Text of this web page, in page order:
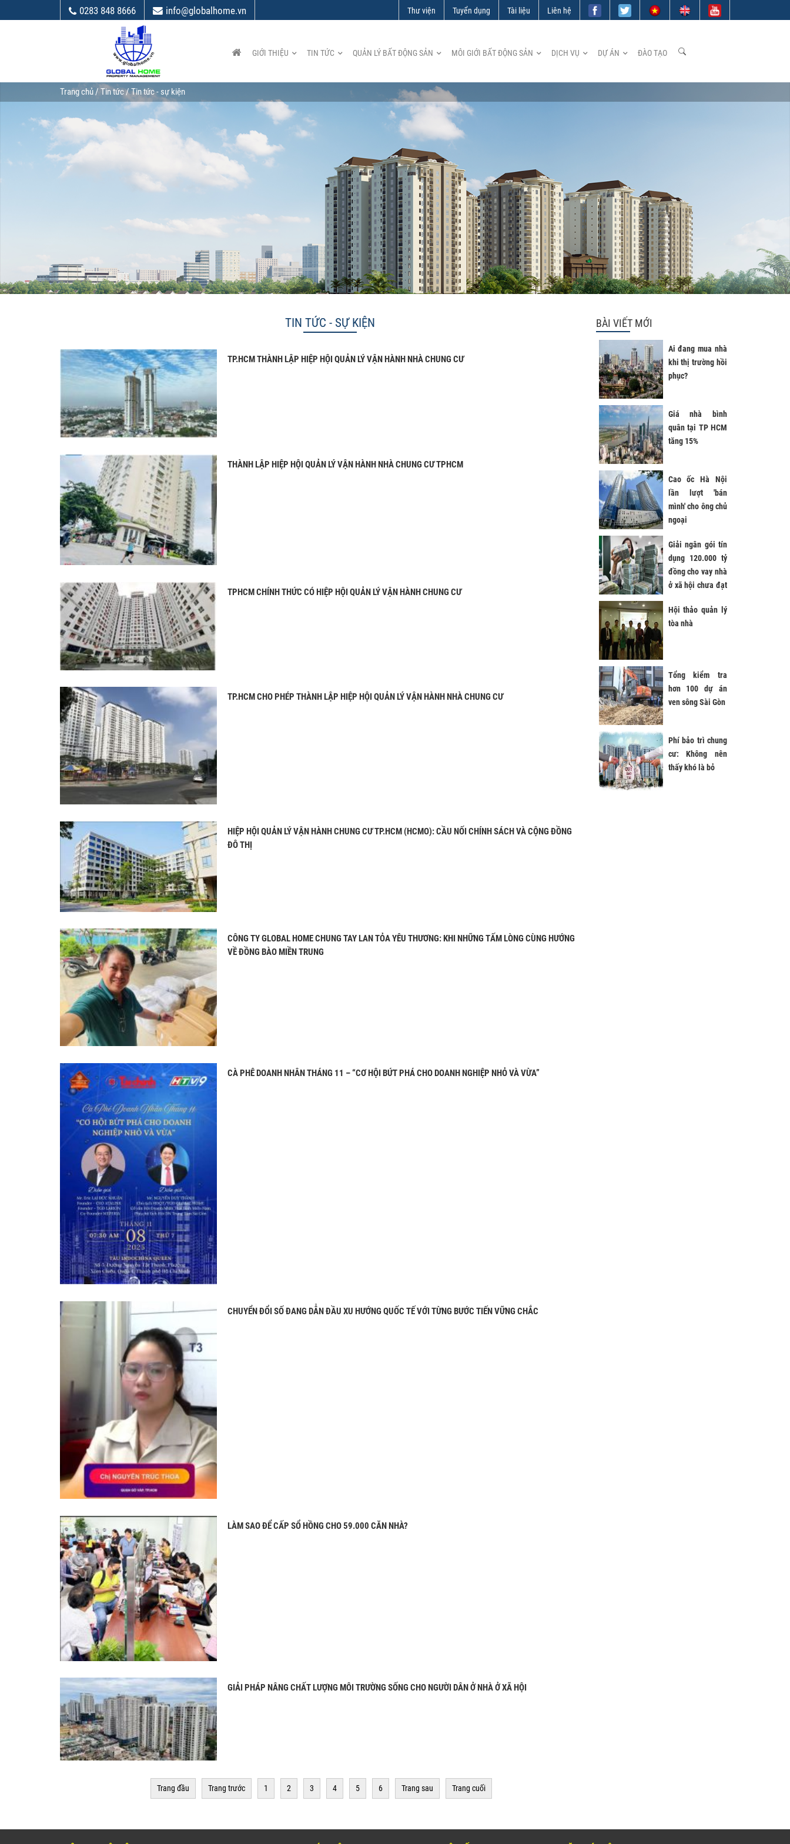
0283 848 8666 info@globalhome.vn Thư viện Tuyển dụng Tài liệu Liên hệ
GIỚI THIỆU TIN TỨC QUẢN LÝ BẤT ĐỘNG SẢN MÔI GIỚI BẤT ĐỘNG SẢN DỊCH VỤ DỰ ÁN ĐÀO TẠO
Trang chủ/ Tin tức/ Tin tức - sự kiện
TIN TỨC - SỰ KIỆN
TP.HCM THÀNH LẬP HIỆP HỘI QUẢN LÝ VẬN HÀNH NHÀ CHUNG CƯ
THÀNH LẬP HIỆP HỘI QUẢN LÝ VẬN HÀNH NHÀ CHUNG CƯ TPHCM
TPHCM CHÍNH THỨC CÓ HIỆP HỘI QUẢN LÝ VẬN HÀNH CHUNG CƯ
TP.HCM CHO PHÉP THÀNH LẬP HIỆP HỘI QUẢN LÝ VẬN HÀNH NHÀ CHUNG CƯ
HIỆP HỘI QUẢN LÝ VẬN HÀNH CHUNG CƯ TP.HCM (HCMO): CẦU NỐI CHÍNH SÁCH VÀ CỘNG ĐỒNG
ĐÔ THỊ
CÔNG TY GLOBAL HOME CHUNG TAY LAN TỎA YÊU THƯƠNG: KHI NHỮNG TẤM LÒNG CÙNG HƯỚNG
VỀ ĐỒNG BÀO MIỀN TRUNG
CÀ PHÊ DOANH NHÂN THÁNG 11 – “CƠ HỘI BỨT PHÁ CHO DOANH NGHIỆP NHỎ VÀ VỪA”
CHUYỂN ĐỔI SỐ ĐANG DẪN ĐẦU XU HƯỚNG QUỐC TẾ VỚI TỪNG BƯỚC TIẾN VỮNG CHẮC
LÀM SAO ĐỂ CẤP SỔ HỒNG CHO 59.000 CĂN NHÀ?
GIẢI PHÁP NÂNG CHẤT LƯỢNG MÔI TRƯỜNG SỐNG CHO NGƯỜI DÂN Ở NHÀ Ở XÃ HỘI
Trang đầu Trang trước 1 2 3 4 5 6 Trang sau Trang cuối
BÀI VIẾT MỚI
Ai đang mua nhà
khi thị trường hồi
phục?
Giá nhà bình
quân tại TP HCM
tăng 15%
Cao ốc Hà Nội
lần lượt 'bán
mình' cho ông chủ
ngoại
Giải ngân gói tín
dụng 120.000 tỷ
đồng cho vay nhà
ở xã hội chưa đạt
Hội thảo quản lý
tòa nhà
Tổng kiểm tra
hơn 100 dự án
ven sông Sài Gòn
Phí bảo trì chung
cư: Không nên
thấy khó là bỏ